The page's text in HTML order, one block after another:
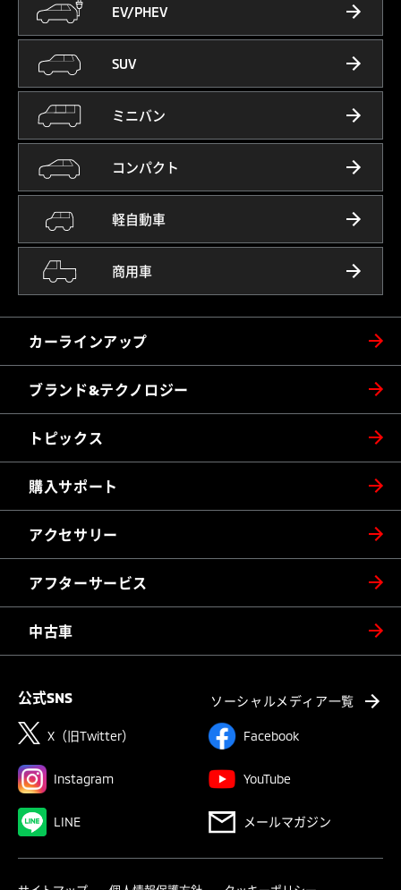
カーラインアップ
EV/PHEV
SUV
ミニバン
コンパクト
軽自動車
商用車
ブランド&テクノロジー
トピックス
購入サポート
アクセサリー
アフターサービス
中古車
公式SNS ソーシャルメディア一覧
X（旧Twitter） Facebook
Instagram YouTube
LINE メールマガジン